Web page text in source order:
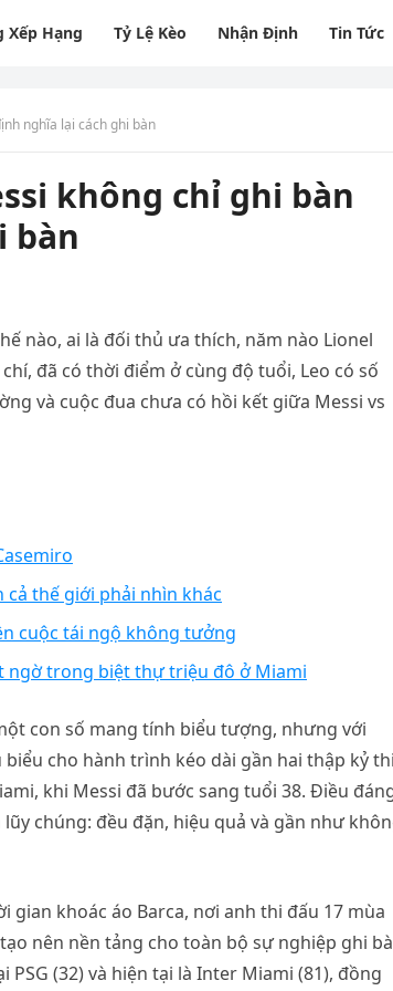
Xếp Hạng Tỷ Lệ Kèo Nhận Định Tin Tức
nghĩa lại cách ghi bàn
không chỉ ghi bàn
bàn
nào, ai là đối thủ ưa thích, năm nào Lionel
đã có thời điểm ở cùng độ tuổi, Leo có số
và cuộc đua chưa có hồi kết giữa Messi vs
cả thế giới phải nhìn khác
cuộc tái ngộ không tưởng
ngờ trong biệt thự triệu đô ở Miami
con số mang tính biểu tượng, nhưng với
cho hành trình kéo dài gần hai thập kỷ thi
khi Messi đã bước sang tuổi 38. Điều
chúng: đều đặn, hiệu quả và gần như
khoác áo Barca, nơi anh thi đấu 17 mùa
nên nền tảng cho toàn bộ sự nghiệp ghi
(32) và hiện tại là Inter Miami (81), đồng